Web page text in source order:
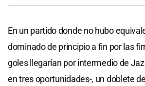
En un partido donde no hubo
dominado de principio a fin por las
goles llegarían por intermedio de
en tres oportunidades-, un doblete